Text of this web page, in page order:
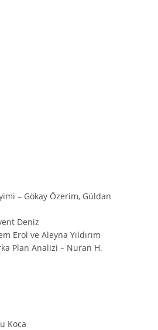
– Gökay Özerim, Güldan
Deniz
Erol ve Aleyna Yıldırım
Plan Analizi – Nuran H.
Koca